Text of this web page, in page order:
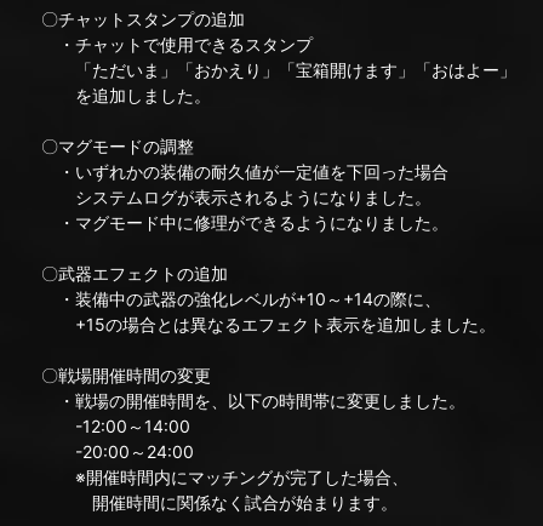
〇チャットスタンプの追加
・チャットで使用できるスタンプ
「ただいま」「おかえり」「宝箱開けます」「おはよー」
を追加しました。
〇マグモードの調整
・いずれかの装備の耐久値が一定値を下回った場合
システムログが表示されるようになりました。
・マグモード中に修理ができるようになりました。
〇武器エフェクトの追加
・装備中の武器の強化レベルが+10～+14の際に、
+15の場合とは異なるエフェクト表示を追加しました。
〇戦場開催時間の変更
・戦場の開催時間を、以下の時間帯に変更しました。
-12:00～14:00
-20:00～24:00
※開催時間内にマッチングが完了した場合、
開催時間に関係なく試合が始まります。